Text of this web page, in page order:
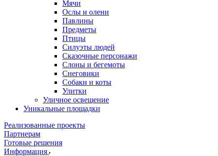
Мячи
Ослы и олени
Павлины
Предметы
Птицы
Силуэты людей
Сказочные персонажи
Слоны и бегемоты
Снеговики
Собаки и коты
Улитки
Уличное освещение
Уникальные площадки
Реализованные проекты
Партнерам
Готовые решения
Информация